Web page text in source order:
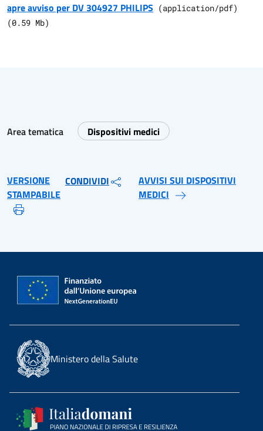
apre avviso per DV 304927 PHILIPS (application/pdf)
(0.59 Mb)
Area tematica Dispositivi medici
VERSIONE
STAMPABILE
CONDIVIDI
AVVISI SUI DISPOSITIVI
MEDICI
Ministero della Salute